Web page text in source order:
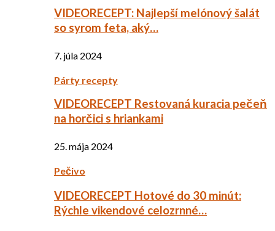
VIDEORECEPT: Najlepší melónový šalát
so syrom feta, aký…
7. júla 2024
Párty recepty
VIDEORECEPT Restovaná kuracia pečeň
na horčici s hriankami
25. mája 2024
Pečivo
VIDEORECEPT Hotové do 30 minút:
Rýchle vikendové celozrnné…